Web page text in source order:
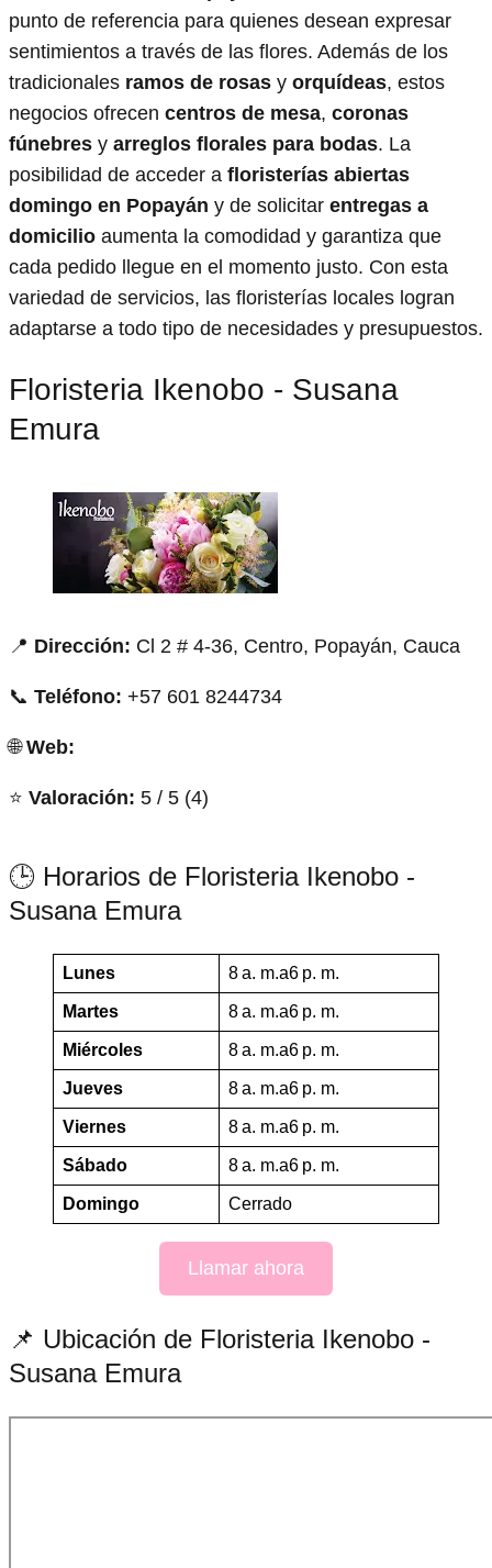
punto de referencia para quienes desean expresar
sentimientos a través de las flores. Además de los
tradicionales ramos de rosas y orquídeas, estos
negocios ofrecen centros de mesa, coronas
fúnebres y arreglos florales para bodas. La
posibilidad de acceder a floristerías abiertas
domingo en Popayán y de solicitar entregas a
domicilio aumenta la comodidad y garantiza que
cada pedido llegue en el momento justo. Con esta
variedad de servicios, las floristerías locales logran
adaptarse a todo tipo de necesidades y presupuestos.
Floristeria Ikenobo - Susana
Emura
📍 Dirección: Cl 2 # 4-36, Centro, Popayán, Cauca
📞 Teléfono: +57 601 8244734
🌐Web:
⭐ Valoración: 5 / 5 (4)
🕒 Horarios de Floristeria Ikenobo -
Susana Emura
Lunes 8 a. m.a6 p. m.
Martes 8 a. m.a6 p. m.
Miércoles 8 a. m.a6 p. m.
Jueves 8 a. m.a6 p. m.
Viernes 8 a. m.a6 p. m.
Sábado 8 a. m.a6 p. m.
Domingo Cerrado
Llamar ahora
📌 Ubicación de Floristeria Ikenobo -
Susana Emura